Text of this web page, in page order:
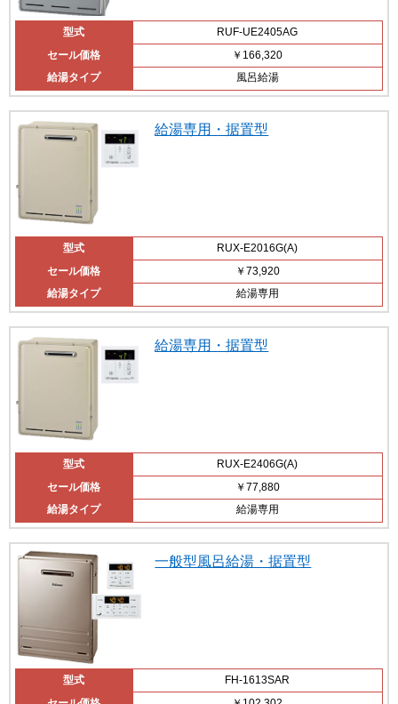
型式
RUF-UE2405AG
セール価格
￥166,320
給湯タイプ
風呂給湯
給湯専用・据置型
型式
RUX-E2016G(A)
セール価格
￥73,920
給湯タイプ
給湯専用
給湯専用・据置型
型式
RUX-E2406G(A)
セール価格
￥77,880
給湯タイプ
給湯専用
一般型風呂給湯・据置型
型式
FH-1613SAR